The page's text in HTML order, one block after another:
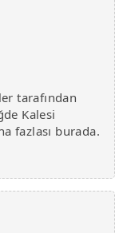
tarafından
Kalesi
fazlası burada.